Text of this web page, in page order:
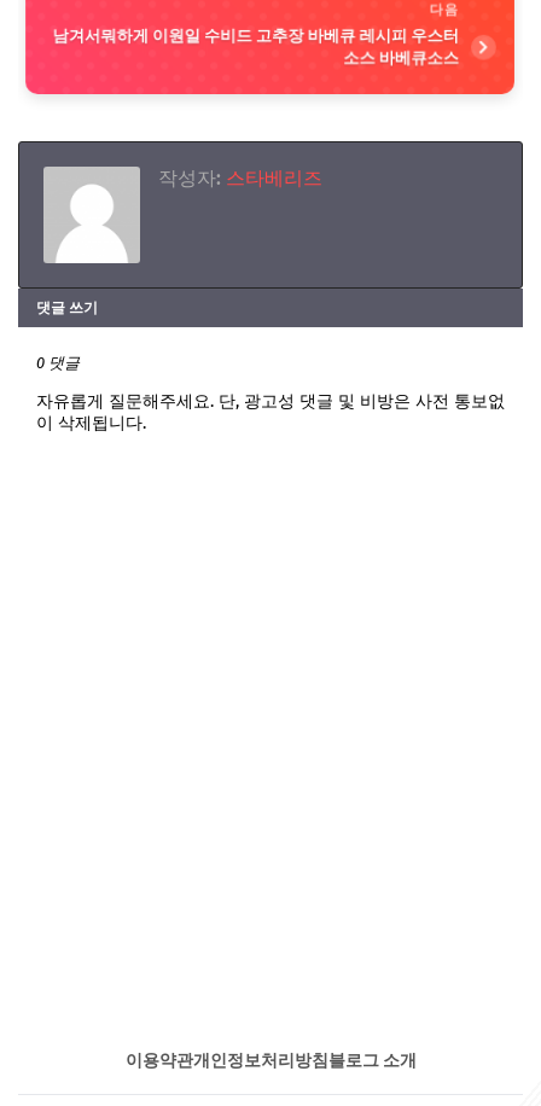
다음
남겨서뭐하게 이원일 수비드 고추장 바베큐 레시피 우스터
소스 바베큐소스
작성자: 스타베리즈
댓글 쓰기
0 댓글
자유롭게 질문해주세요. 단, 광고성 댓글 및 비방은 사전 통보없
이 삭제됩니다.
이용약관개인정보처리방침 블로그 소개